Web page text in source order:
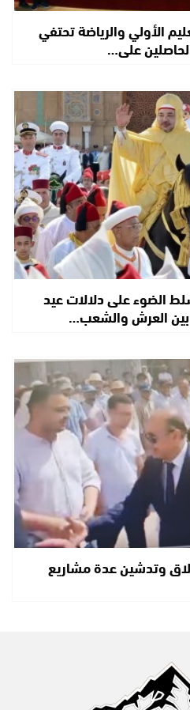
الأولي والرياضة تحتفي
على…
الضوء على دلالات عيد
بين العرش والشعب…
وتدشين عدة مشاريع